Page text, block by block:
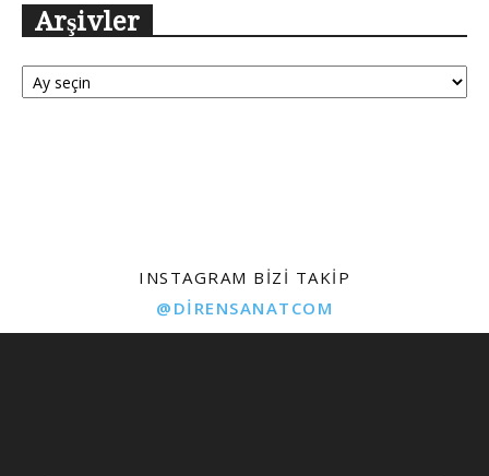
Arşivler
Arşivler
INSTAGRAM BIZI TAKIP
@DIRENSANATCOM